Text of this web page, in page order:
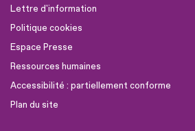
Lettre d'information
Politique cookies
Espace Presse
Ressources humaines
Accessibilité : partiellement conforme
Plan du site